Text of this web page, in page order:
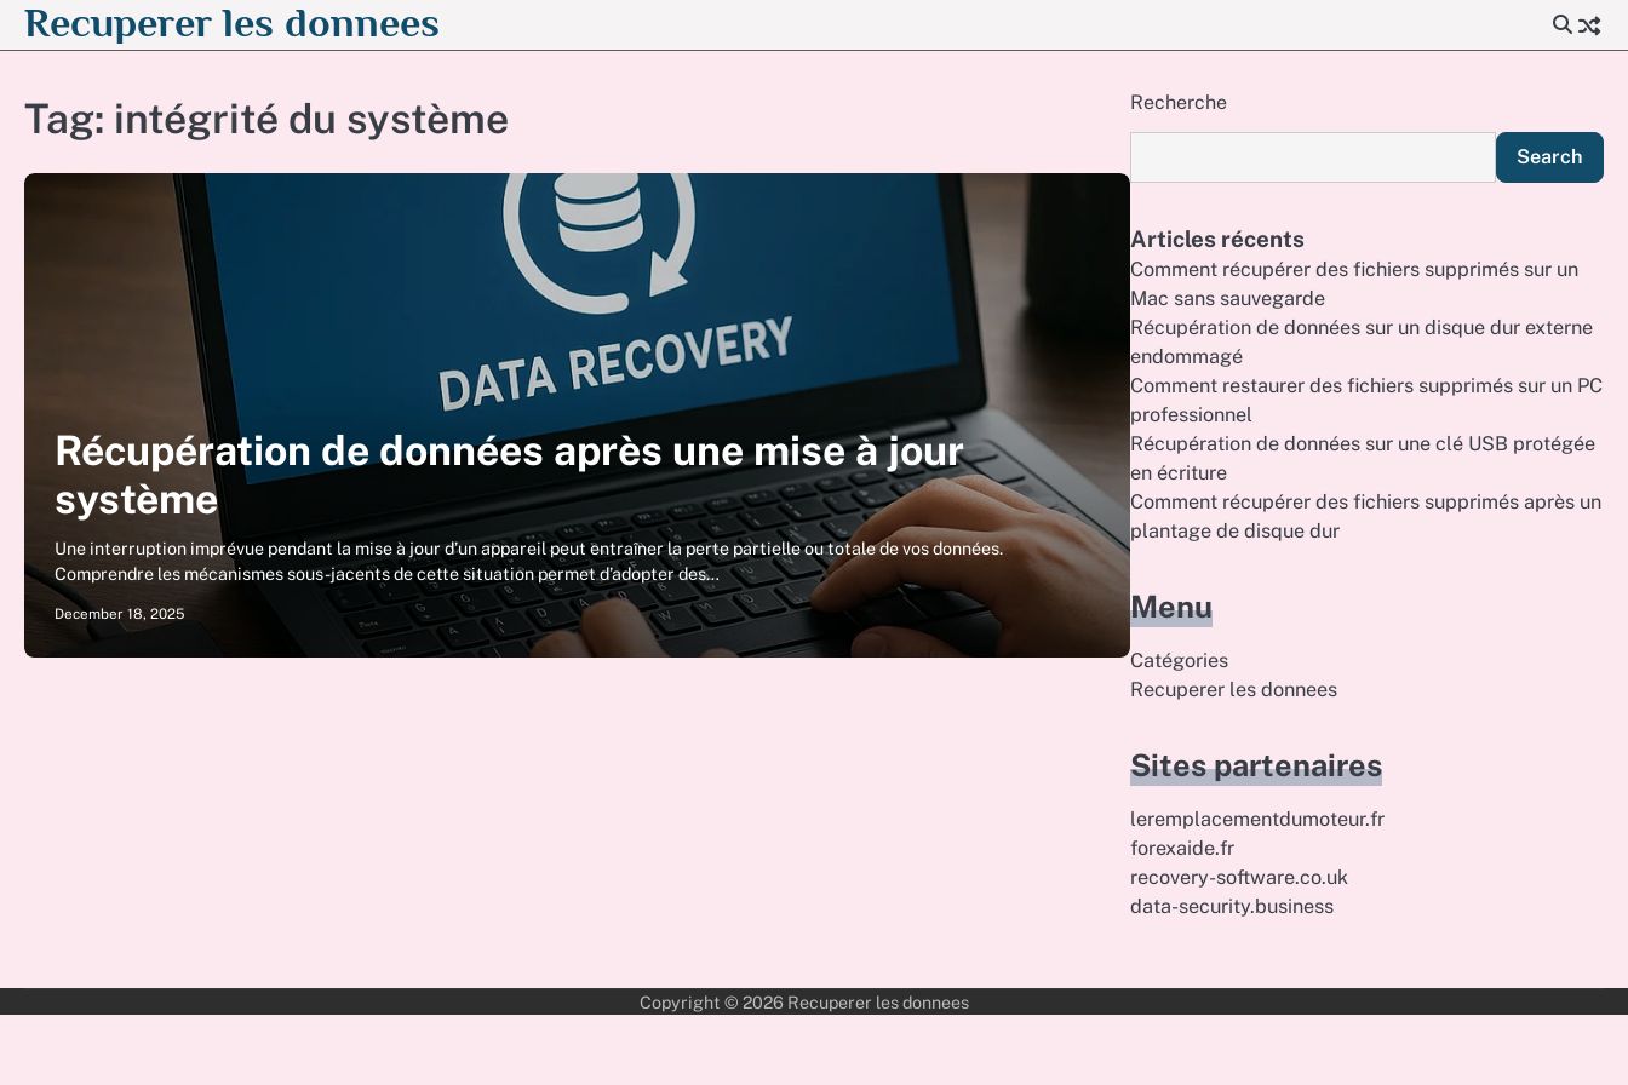
SkipRecuperer les donnees
Tag: intégrité du système
Récupération de données après une mise à jour
système
Une interruption imprévue pendant la mise à jour d’un appareil peut entraîner la perte partielle ou totale de vos données.
Comprendre les mécanismes sous-jacents de cette situation permet d’adopter des…
December 18, 2025
Recherche
Search
Articles récents
Comment récupérer des fichiers supprimés sur un
Mac sans sauvegarde
Récupération de données sur un disque dur externe
endommagé
Comment restaurer des fichiers supprimés sur un PC
professionnel
Récupération de données sur une clé USB protégée
en écriture
Comment récupérer des fichiers supprimés après un
plantage de disque dur
Menu
Catégories
Recuperer les donnees
Sites partenaires
leremplacementdumoteur.fr
forexaide.fr
recovery-software.co.uk
data-security.business
Copyright © 2026 Recuperer les donnees